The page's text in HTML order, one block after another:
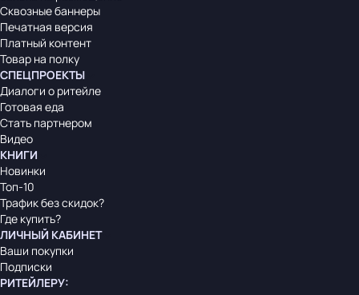
Сквозные баннеры
Печатная версия
Платный контент
Товар на полку
СПЕЦПРОЕКТЫ
Диалоги о ритейле
Готовая еда
Стать партнером
Видео
КНИГИ
Новинки
Топ-10
Трафик без скидок?
Где купить?
ЛИЧНЫЙ КАБИНЕТ
Ваши покупки
Подписки
РИТЕЙЛЕРУ: